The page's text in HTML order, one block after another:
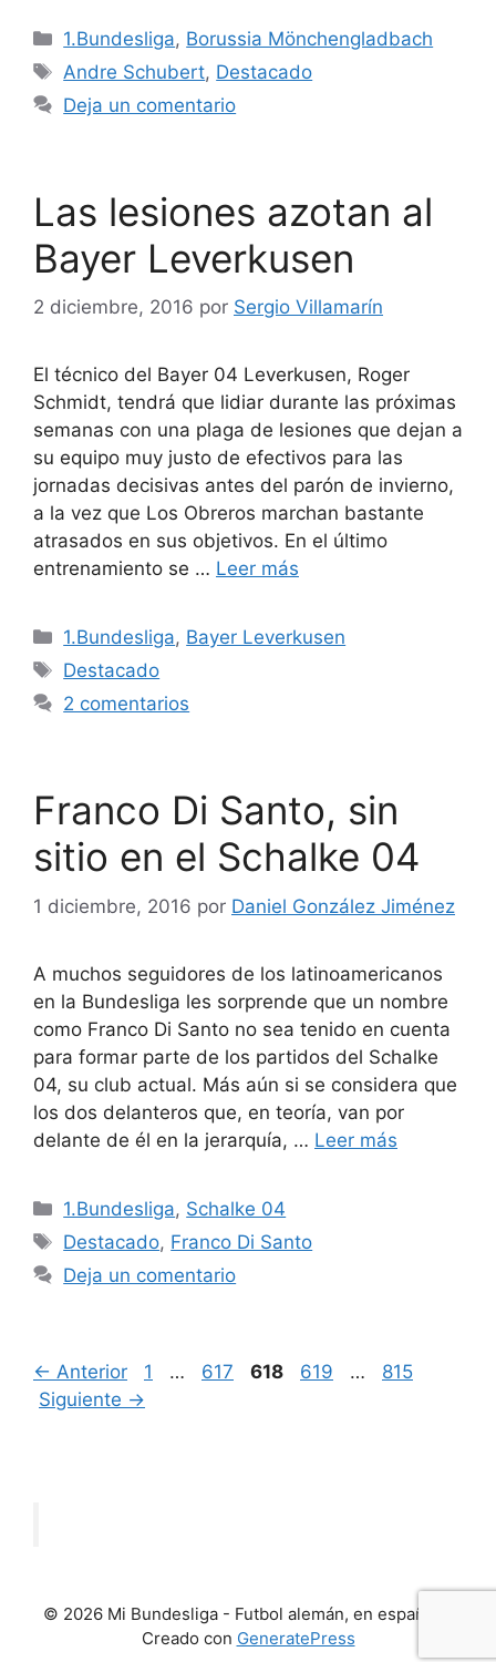
Categorías
1.Bundesliga, Borussia Mönchengladbach
Etiquetas
Andre Schubert, Destacado
Deja un comentario
Las lesiones azotan al
Bayer Leverkusen
2 diciembre, 2016 por Sergio Villamarín
El técnico del Bayer 04 Leverkusen, Roger
Schmidt, tendrá que lidiar durante las próximas
semanas con una plaga de lesiones que dejan a
su equipo muy justo de efectivos para las
jornadas decisivas antes del parón de invierno,
a la vez que Los Obreros marchan bastante
atrasados en sus objetivos. En el último
entrenamiento se … Leer más
Categorías
1.Bundesliga, Bayer Leverkusen
Etiquetas
Destacado
2 comentarios
Franco Di Santo, sin
sitio en el Schalke 04
1 diciembre, 2016 por Daniel González Jiménez
A muchos seguidores de los latinoamericanos
en la Bundesliga les sorprende que un nombre
como Franco Di Santo no sea tenido en cuenta
para formar parte de los partidos del Schalke
04, su club actual. Más aún si se considera que
los dos delanteros que, en teoría, van por
delante de él en la jerarquía, … Leer más
Categorías
1.Bundesliga, Schalke 04
Etiquetas
Destacado, Franco Di Santo
Deja un comentario
← Anterior Página
1 … Página
617 Página
618 Página
619 … Página
815
Siguiente →
© 2026 Mi Bundesliga - Futbol alemán, en español
Creado con GeneratePress